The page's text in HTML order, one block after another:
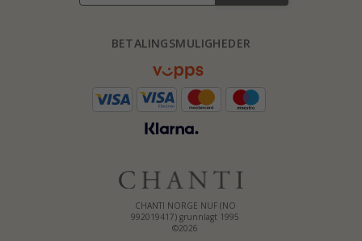
CHANTI NORGE NUF (NO
992019417) grunnlagt 1995
©2026
BETALINGSMULIGHEDER